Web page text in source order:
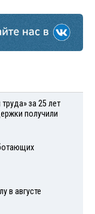
за 25 лет
получили
в августе